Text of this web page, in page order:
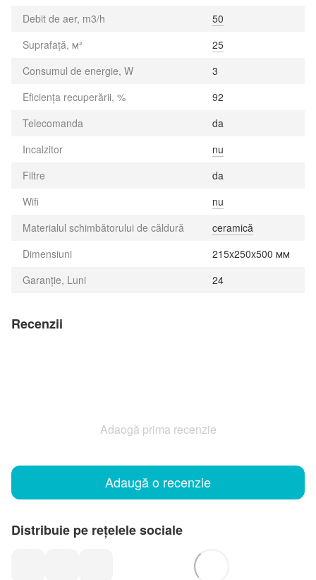
Debit de aer, m3/h
50
Suprafață, м²
25
Consumul de energie, W
3
Eficiența recuperării, %
92
Telecomanda
da
Incalzitor
nu
Filtre
da
Wifi
nu
Materialul schimbătorului de căldură
ceramică
Dimensiuni
215x250x500 мм
Garanție, Luni
24
Recenzii
Adaogă prima recenzie
Adaugă o recenzie
Distribuie pe rețelele sociale